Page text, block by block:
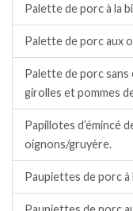
Palette de porc à la
Palette de porc aux
Palette de porc sans
girolles et pommes
Papillotes d’émincé
oignons/gruyère.
Paupiettes de porc à